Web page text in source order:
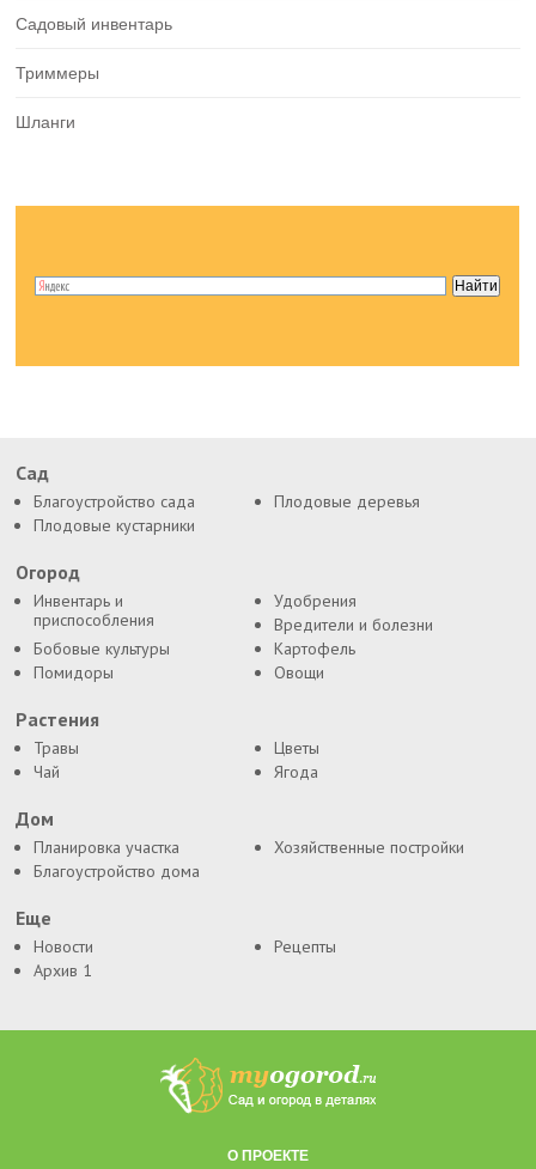
Садовый инвентарь
Триммеры
Шланги
Сад
Благоустройство сада
Плодовые деревья
Плодовые кустарники
Огород
Инвентарь и
приспособления
Удобрения
Вредители и болезни
Бобовые культуры
Картофель
Помидоры
Овощи
Растения
Травы
Цветы
Чай
Ягода
Дом
Планировка участка
Хозяйственные постройки
Благоустройство дома
Еще
Новости
Рецепты
Архив 1
О ПРОЕКТЕ